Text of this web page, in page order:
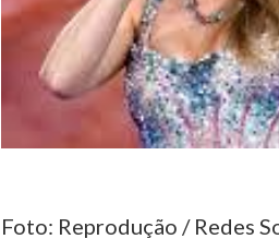
Foto: Reprodução / Redes